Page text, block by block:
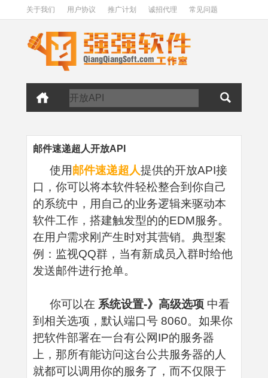
关于我们 用户协议 推广计划 诚招代理 常见问题
邮件速递超人开放API
使用邮件速递超人提供的开放API接
口，你可以将本软件轻松整合到你自己
的系统中，用自己的业务逻辑来驱动本
软件工作，搭建触发型的的EDM服务。
在用户需求刚产生时对其营销。典型案
例：监视QQ群，当有新成员入群时给他
发送邮件进行抢单。
你可以在 系统设置-》高级选项 中看
到相关选项，默认端口号 8060。 如果你
把软件部署在一台有公网IP的服务器
上，那所有能访问这台公共服务器的人
就都可以调用你的服务了，而不仅限于